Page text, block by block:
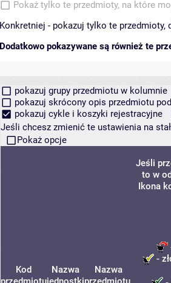
Pokaż tylko te przedmioty, na które
Konkretniej - pokazuj tylko te
Dodatkowo pokazywane są również te
pokazuj grupy przedmiotu w kolumnie
pokazuj skrócony opis przedmiotu
pokazuj cykle i koszyki rejestracyjne
Jeśli chcesz zmienić te ustawienia na
Pokaż opcje
Kod
Nazwa
Nazwa
Jeśli
to w
Ikona
-